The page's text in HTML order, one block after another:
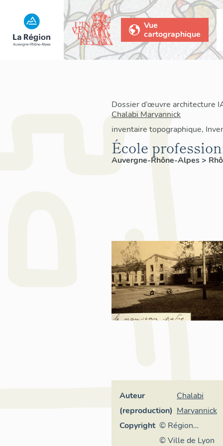
Vue
cartographique
Dossier d’œuvre architecture
Chalabi Maryannick
inventaire topographique,
École
Auvergne-Rhône-Alpes>
Auteur
(reproduction)
Chalabi
Maryannick
Copyright © Région
Rhône-Alpes,
© Ville de Lyon